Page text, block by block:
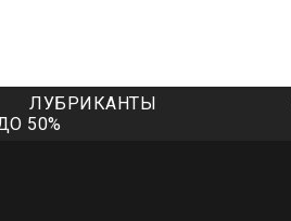
ЛУБРИКАНТЫ
50%